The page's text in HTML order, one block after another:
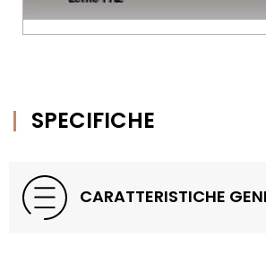
SPECIFICHE
CARATTERISTICHE